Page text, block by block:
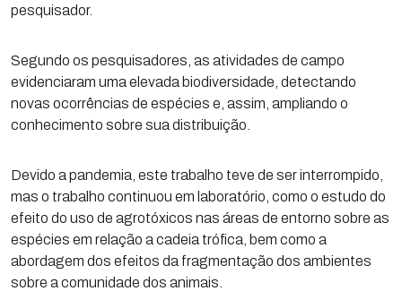
pesquisador.
Segundo os pesquisadores, as atividades de campo
evidenciaram uma elevada biodiversidade, detectando
novas ocorrências de espécies e, assim, ampliando o
conhecimento sobre sua distribuição.
Devido a pandemia, este trabalho teve de ser interrompido,
mas o trabalho continuou em laboratório, como o estudo do
efeito do uso de agrotóxicos nas áreas de entorno sobre as
espécies em relação a cadeia trófica, bem como a
abordagem dos efeitos da fragmentação dos ambientes
sobre a comunidade dos animais.